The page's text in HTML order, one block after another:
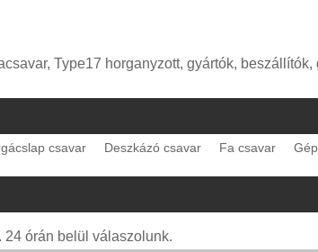
Type17 horganyzott, gyártók,
csavar Deszkázó csavar Fa csavar
24 órán belül válaszolunk.